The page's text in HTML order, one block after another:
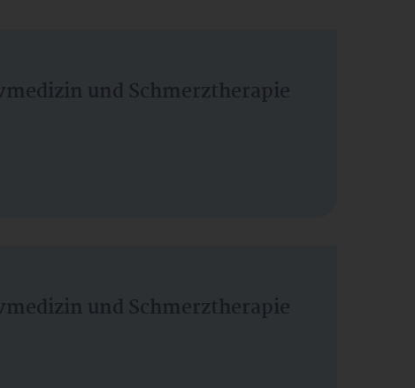
und Schmerztherapie
und Schmerztherapie